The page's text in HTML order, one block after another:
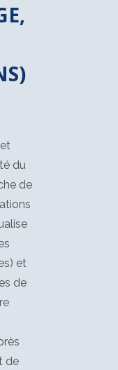
du
de
et
de
de